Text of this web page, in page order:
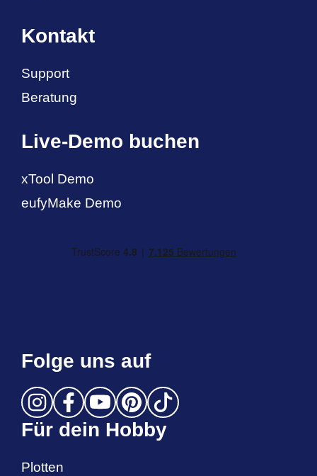
Kontakt
Support
Beratung
Live-Demo buchen
xTool Demo
eufyMake Demo
Folge uns auf
Für dein Hobby
Plotten